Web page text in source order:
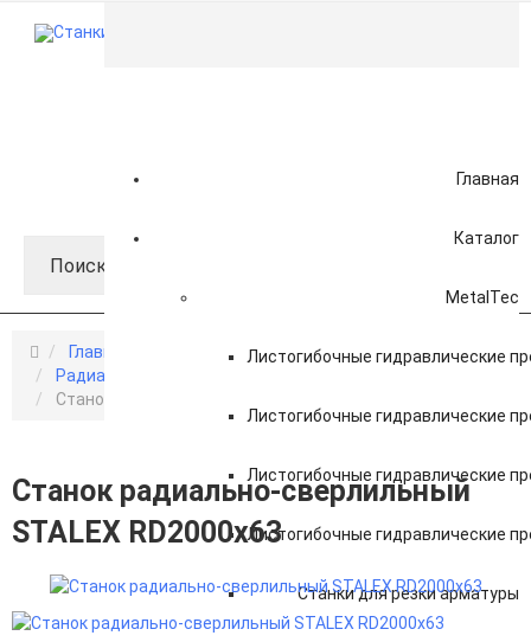
Главная
Каталог
MetalTec
Листогибочные гидравлические
Листогибочные гидравлические
Листогибочные гидравлические
Листогибочные гидравлические
Станки для резки арматуры
Главная
Сверлильные станки
Радиально-сверлильные станки
Станок радиально-сверлильный STALEX RD2000x63
Станок радиально-сверлильный
STALEX RD2000x63